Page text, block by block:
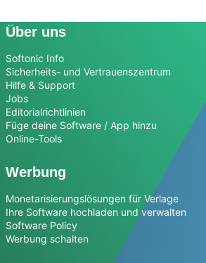
Über uns
Softonic Info
Sicherheits- und Vertrauenszentrum
Hilfe & Support
Jobs
Editorialrichtlinien
Füge deine Software / App hinzu
Online-Tools
Werbung
Monetarisierungslösungen für Verlage
Ihre Software hochladen und verwalten
Software Policy
Werbung schalten